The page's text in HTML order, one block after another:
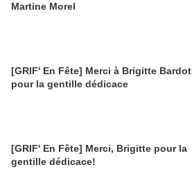
Martine Morel
[GRIF' En Fête] Merci à Brigitte Bardot
pour la gentille dédicace
[GRIF' En Fête] Merci, Brigitte pour la
gentille dédicace!